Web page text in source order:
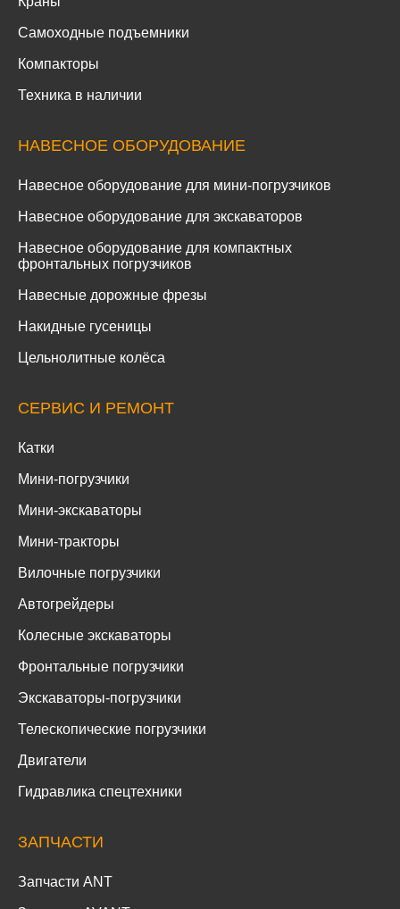
Самоходные подъемники
Компакторы
Техника в наличии
НАВЕСНОЕ ОБОРУДОВАНИЕ
Навесное оборудование для мини-погрузчиков
Навесное оборудование для экскаваторов
Навесное оборудование для компактных
фронтальных погрузчиков
Навесные дорожные фрезы
Накидные гусеницы
Цельнолитные колёса
СЕРВИС И РЕМОНТ
Катки
Мини-погрузчики
Мини-экскаваторы
Мини-тракторы
Вилочные погрузчики
Автогрейдеры
Колесные экскаваторы
Фронтальные погрузчики
Экскаваторы-погрузчики
Телескопические погрузчики
Двигатели
Гидравлика спецтехники
ЗАПЧАСТИ
Запчасти ANT